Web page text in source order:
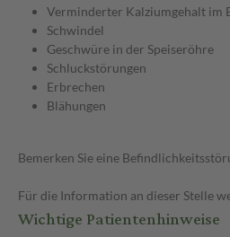
Verminderter Kalziumgehalt im
Schwindel
Geschwüre in der Speiseröhre
Schluckstörungen
Erbrechen
Blähungen
Bemerken Sie eine
Für die Information an dieser Stelle
Wichtige Patientenhinweise